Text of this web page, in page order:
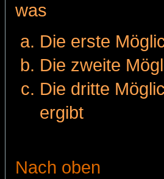
was
Die erste
Die zweite
Die dritte
ergibt
Nach oben